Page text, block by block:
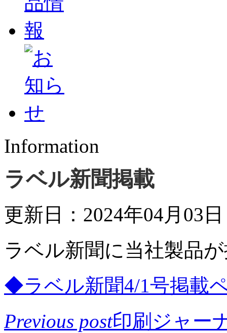
Information
ラベル新聞掲載
更新日：2024年04月03
ラベル新聞に当社製品
◆ラベル新聞4/1号掲載
Previous post印刷ジャー